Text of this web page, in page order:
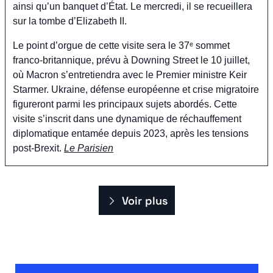
ainsi qu’un banquet d’État. Le mercredi, il se recueillera
sur la tombe d’Elizabeth II.
Le point d’orgue de cette visite sera le 37ᵉ sommet
franco-britannique, prévu à Downing Street le 10 juillet,
où Macron s’entretiendra avec le Premier ministre Keir
Starmer. Ukraine, défense européenne et crise migratoire
figureront parmi les principaux sujets abordés. Cette
visite s’inscrit dans une dynamique de réchauffement
diplomatique entamée depuis 2023, après les tensions
post-Brexit. Le Parisien
Voir plus